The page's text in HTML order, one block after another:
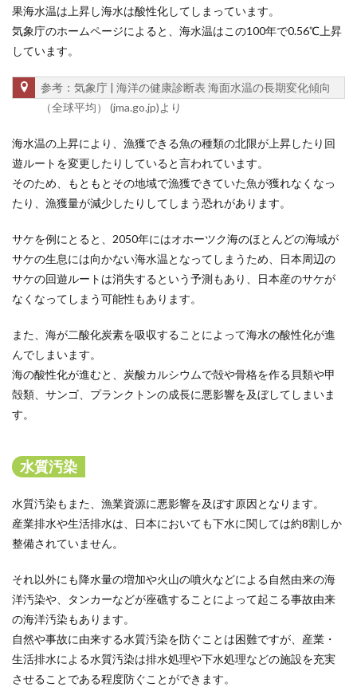
果海水温は上昇し海水は酸性化してしまっています。
気象庁のホームページによると、海水温はこの100年で0.56℃上昇
しています。
参考：気象庁 | 海洋の健康診断表 海面水温の長期変化傾向
（全球平均） (jma.go.jp)より
海水温の上昇により、漁獲できる魚の種類の北限が上昇したり回
遊ルートを変更したりしていると言われています。
そのため、もともとその地域で漁獲できていた魚が獲れなくなっ
たり、漁獲量が減少したりしてしまう恐れがあります。
サケを例にとると、2050年にはオホーツク海のほとんどの海域が
サケの生息には向かない海水温となってしまうため、日本周辺の
サケの回遊ルートは消失するという予測もあり、日本産のサケが
なくなってしまう可能性もあります。
また、海が二酸化炭素を吸収することによって海水の酸性化が進
んでしまいます。
海の酸性化が進むと、炭酸カルシウムで殻や骨格を作る貝類や甲
殻類、サンゴ、プランクトンの成長に悪影響を及ぼしてしまいま
す。
水質汚染
水質汚染もまた、漁業資源に悪影響を及ぼす原因となります。
産業排水や生活排水は、日本においても下水に関しては約8割しか
整備されていません。
それ以外にも降水量の増加や火山の噴火などによる自然由来の海
洋汚染や、タンカーなどが座礁することによって起こる事故由来
の海洋汚染もあります。
自然や事故に由来する水質汚染を防ぐことは困難ですが、産業・
生活排水による水質汚染は排水処理や下水処理などの施設を充実
させることである程度防ぐことができます。